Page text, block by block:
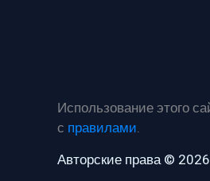
Использование этого
с правилами.
Авторские права ©